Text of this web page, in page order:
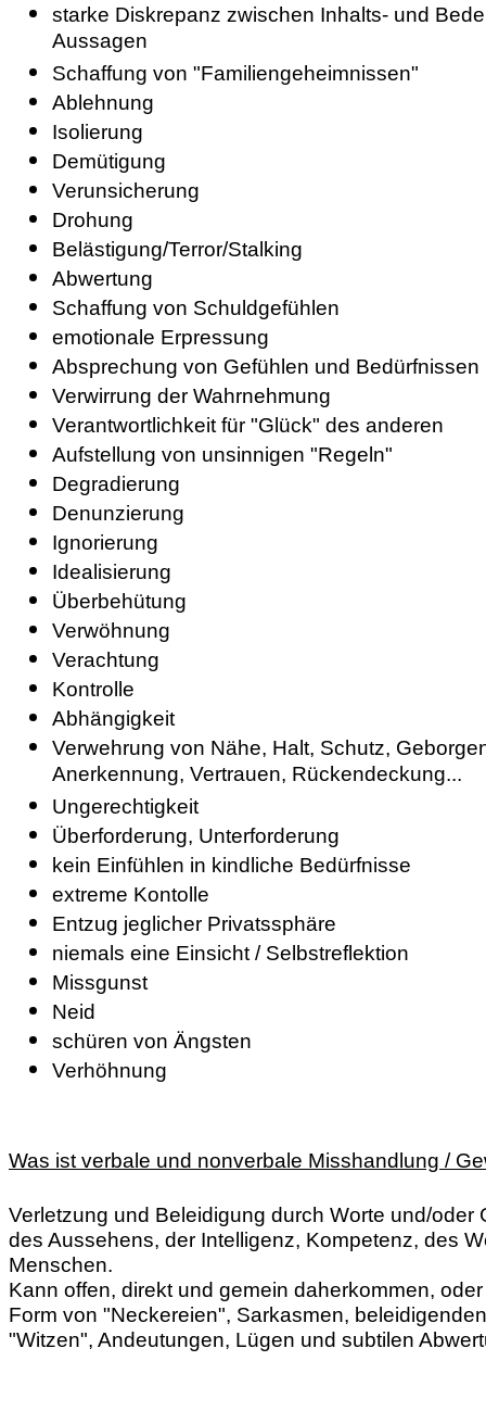
starke Diskrepanz zwischen Inhalts- und
Aussagen
Schaffung von "Familiengeheimnissen"
Ablehnung
Isolierung
Demütigung
Verunsicherung
Drohung
Belästigung/Terror/Stalking
Abwertung
Schaffung von Schuldgefühlen
emotionale Erpressung
Absprechung von Gefühlen und Bedürfnissen
Verwirrung der Wahrnehmung
Verantwortlichkeit für "Glück" des anderen
Aufstellung von unsinnigen "Regeln"
Degradierung
Denunzierung
Ignorierung
Idealisierung
Überbehütung
Verwöhnung
Verachtung
Kontrolle
Abhängigkeit
Verwehrung von Nähe, Halt, Schutz,
Anerkennung, Vertrauen, Rückendeckung...
Ungerechtigkeit
Überforderung, Unterforderung
kein Einfühlen in kindliche Bedürfnisse
extreme Kontolle
Entzug jeglicher Privatssphäre
niemals eine Einsicht / Selbstreflektion
Missgunst
Neid
schüren von Ängsten
Verhöhnung
Was ist verbale und nonverbale Misshandlung /
Verletzung und Beleidigung durch Worte und/oder
des Aussehens, der Intelligenz, Kompetenz, des
Menschen.
Kann offen, direkt und gemein daherkommen,
Form von "Neckereien", Sarkasmen,
"Witzen", Andeutungen, Lügen und subtilen